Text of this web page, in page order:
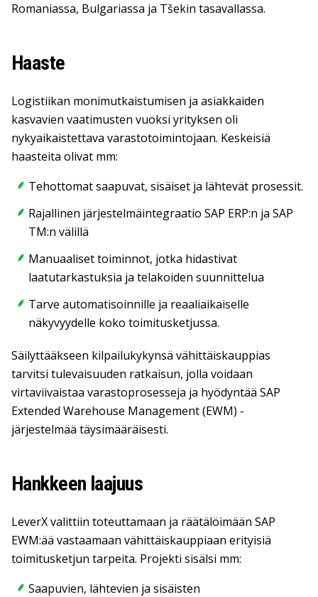
Romaniassa, Bulgariassa ja Tšekin tasavallassa.
Haaste
Logistiikan monimutkaistumisen ja asiakkaiden
kasvavien vaatimusten vuoksi yrityksen oli
nykyaikaistettava varastotoimintojaan. Keskeisiä
haasteita olivat mm:
Tehottomat saapuvat, sisäiset ja lähtevät prosessit.
Rajallinen järjestelmäintegraatio SAP ERP:n ja SAP
TM:n välillä
Manuaaliset toiminnot, jotka hidastivat
laatutarkastuksia ja telakoiden suunnittelua
Tarve automatisoinnille ja reaaliaikaiselle
näkyvyydelle koko toimitusketjussa.
Säilyttääkseen kilpailukykynsä vähittäiskauppias
tarvitsi tulevaisuuden ratkaisun, jolla voidaan
virtaviivaistaa varastoprosesseja ja hyödyntää SAP
Extended Warehouse Management (EWM) -
järjestelmää täysimääräisesti.
Hankkeen laajuus
LeverX valittiin toteuttamaan ja räätälöimään SAP
EWM:ää vastaamaan vähittäiskauppiaan erityisiä
toimitusketjun tarpeita. Projekti sisälsi mm:
Saapuvien, lähtevien ja sisäisten